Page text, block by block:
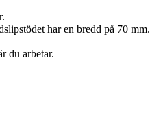
har en bredd på 70 mm.
du arbetar.